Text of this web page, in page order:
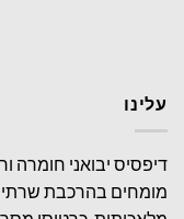
עלינו
דיפסיס יבואני חומרה
מומחים בהרכבת